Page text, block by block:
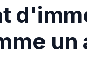
un